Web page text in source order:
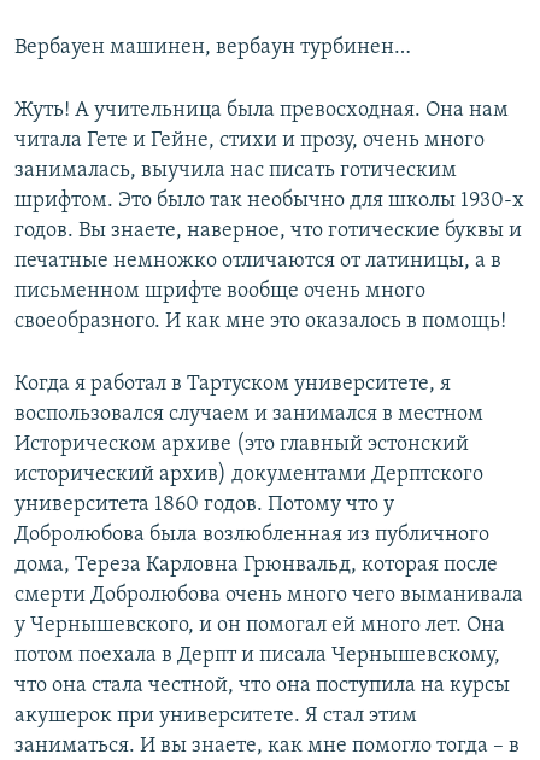
Вербауен машинен, вербаун турбинен…
Жуть! А учительница была превосходная. Она нам
читала Гете и Гейне, стихи и прозу, очень много
занималась, выучила нас писать готическим
шрифтом. Это было так необычно для школы 1930-х
годов. Вы знаете, наверное, что готические буквы и
печатные немножко отличаются от латиницы, а в
письменном шрифте вообще очень много
своеобразного. И как мне это оказалось в помощь!
Когда я работал в Тартуском университете, я
воспользовался случаем и занимался в местном
Историческом архиве (это главный эстонский
исторический архив) документами Дерптского
университета 1860 годов. Потому что у
Добролюбова была возлюбленная из публичного
дома, Тереза Карловна Грюнвальд, которая после
смерти Добролюбова очень много чего выманивала
у Чернышевского, и он помогал ей много лет. Она
потом поехала в Дерпт и писала Чернышевскому,
что она стала честной, что она поступила на курсы
акушерок при университете. Я стал этим
заниматься. И вы знаете, как мне помогло тогда – в